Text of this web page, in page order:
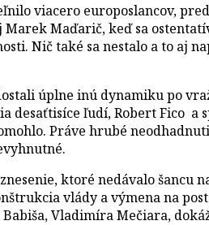
viacero europoslancov,
Maďarič, keď sa
Nič také sa nestalo a to aj
úplne inú dynamiku po
desaťtisíce ľudí, Robert Fico
Práve hrubé
ktoré nedávalo šancu
vlády a výmena na
Vladimíra Mečiara,